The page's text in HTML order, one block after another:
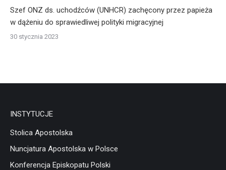
Szef ONZ ds. uchodźców (UNHCR) zachęcony przez papieża
w dążeniu do sprawiedliwej polityki migracyjnej
30 stycznia 2023
INSTYTUCJE
Stolica Apostolska
Nuncjatura Apostolska w Polsce
Konferencja Episkopatu Polski